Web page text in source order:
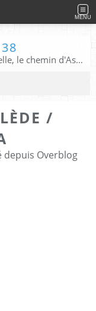
MENU
les chemins de St Jacques de Compostelle, le chemin d'Assise, La Voie Francigena, et autres chemins ........
/
depuis Overblog